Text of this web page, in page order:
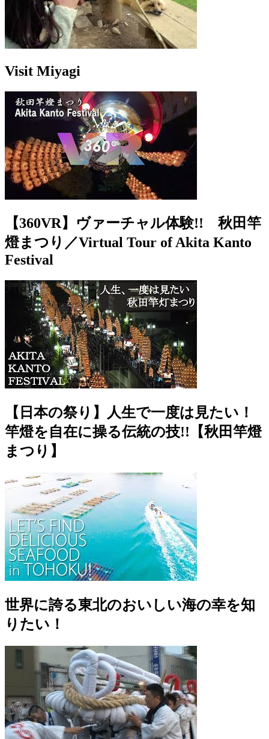
Visit Miyagi
【360VR】ヴァーチャル体験!! 秋田竿
燈まつり／Virtual Tour of Akita Kanto
Festival
【日本の祭り】人生で一度は見たい！
竿燈を自在に操る伝統の技!!【秋田竿燈
まつり】
世界に誇る東北のおいしい海の幸を知
りたい！